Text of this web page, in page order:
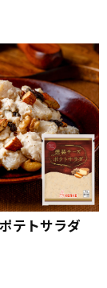
テトサラダ